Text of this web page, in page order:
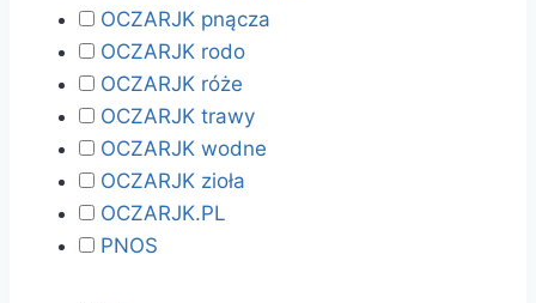
OCZARJK pnącza
OCZARJK rodo
OCZARJK róże
OCZARJK trawy
OCZARJK wodne
OCZARJK zioła
OCZARJK.PL
PNOS